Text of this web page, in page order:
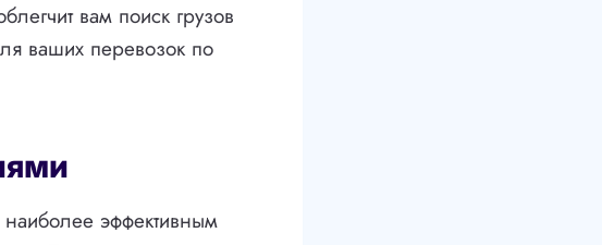
вам поиск грузов
ваших перевозок по
эффективным